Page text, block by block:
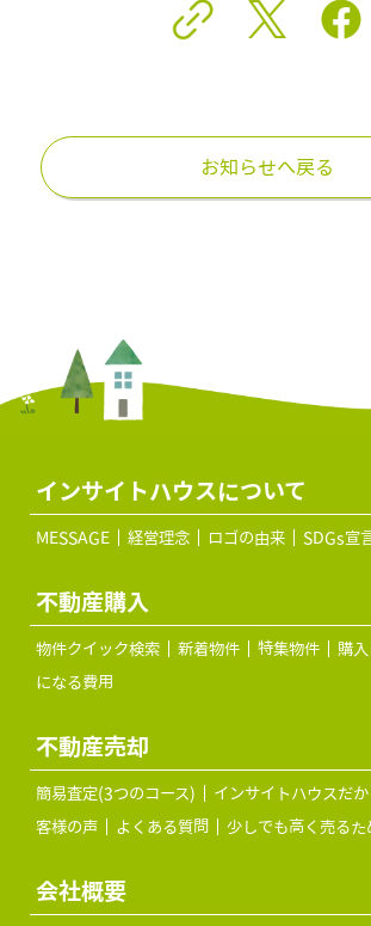
お知らせへ戻る
インサイトハウスについて
MESSAGE 経営理念 ロゴの由来 SDGs宣
不動産購入
物件クイック検索 新着物件 特集物件 購
になる費用
不動産売却
簡易査定(3つのコース) インサイトハウスだ
客様の声
よくある質問 少しでも高く売るた
会社概要